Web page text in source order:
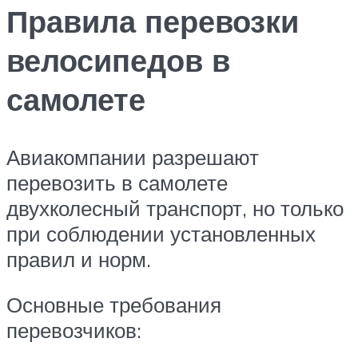
Правила перевозки
велосипедов в
самолете
Авиакомпании разрешают
перевозить в самолете
двухколесный транспорт, но только
при соблюдении установленных
правил и норм.
Основные требования
перевозчиков: